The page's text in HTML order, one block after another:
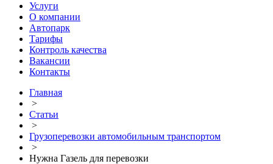
Услуги
О компании
Автопарк
Тарифы
Контроль качества
Вакансии
Контакты
Главная
>
Статьи
>
Грузоперевозки автомобильным транспортом
>
Нужна Газель для перевозки